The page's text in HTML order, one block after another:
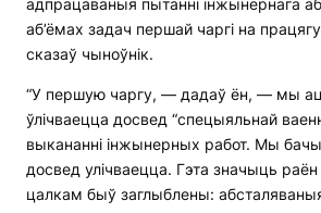
адпрацаваныя пытанні інжынернага
аб’ёмах задач першай чаргі на
сказаў чыноўнік.
“У першую чаргу, — дадаў ён, — мы
ўлічваецца досвед “спецыяльнай
выкананні інжынерных работ. Мы
досвед улічваецца. Гэта значыць
цалкам быў заглыблены: